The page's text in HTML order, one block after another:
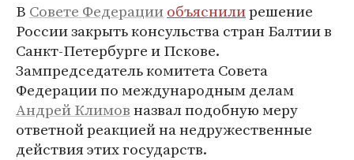
В Совете Федерацииобъяснилирешение
России закрыть консульства стран Балтии в
Санкт-Петербурге и Пскове.
Зампредседатель комитета Совета
Федерации по международным делам
Андрей Климовназвал подобную меру
ответной реакцией на недружественные
действия этих государств.